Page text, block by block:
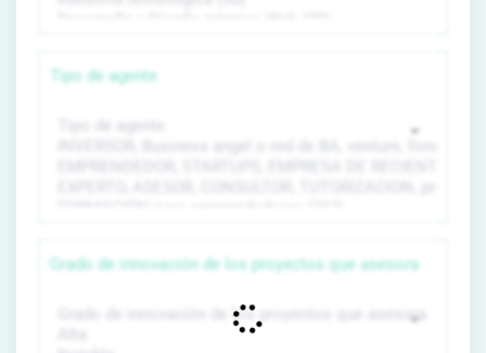
Tipo de agente
Grado de innovación de los proyectos que asesora